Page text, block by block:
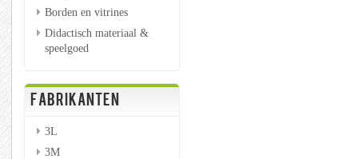
Borden en vitrines
Didactisch materiaal &
speelgoed
FABRIKANTEN
3L
3M